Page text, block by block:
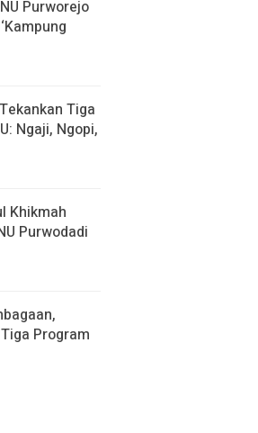
Purworejo
Tiga
Ngaji, Ngopi,
Khikmah
Purwodadi
Program